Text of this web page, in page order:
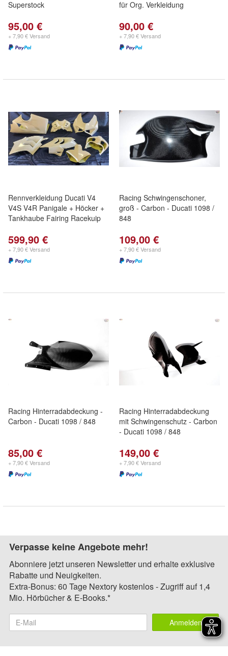
Superstock
95,00 €
+ 7,90 € Versand
für Org. Verkleidung
90,00 €
+ 7,90 € Versand
Rennverkleidung Ducati V4
V4S V4R Panigale + Höcker +
Tankhaube Fairing Racekuip
599,90 €
+ 7,90 € Versand
Racing Schwingenschoner,
groß - Carbon - Ducati 1098 /
848
109,00 €
+ 7,90 € Versand
Racing Hinterradabdeckung -
Carbon - Ducati 1098 / 848
85,00 €
+ 7,90 € Versand
Racing Hinterradabdeckung
mit Schwingenschutz - Carbon
- Ducati 1098 / 848
149,00 €
+ 7,90 € Versand
Verpasse keine Angebote mehr!
Abonniere jetzt unseren Newsletter und erhalte exklusive
Rabatte und Neuigkeiten.
Extra-Bonus: 60 Tage Nextory kostenlos - Zugriff auf 1,4
Mio. Hörbücher & E-Books.*
Anmelden